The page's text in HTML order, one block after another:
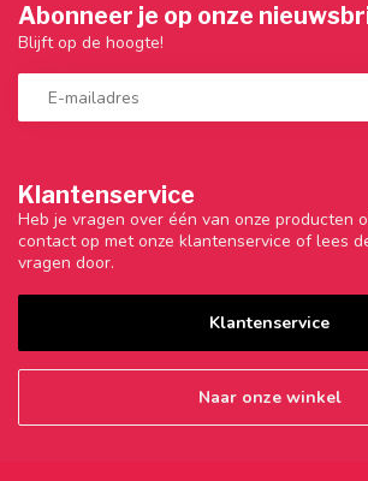
Klantenservice
Heb je vragen over één van onze producten
contact op met onze klantenservice of lees
vragen door.
Klantenservice
Naar onze winkel
Abonneer je op onze
Blijft op de hoogte!